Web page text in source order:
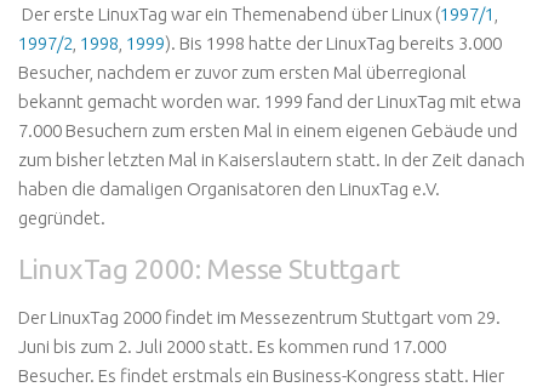
Der erste LinuxTag war ein Themenabend über Linux (1997/1
1997/2 1998 1999). Bis 1998 hatte der LinuxTag bereits 3.000
Besucher, nachdem er zuvor zum ersten Mal überregional
bekannt gemacht worden war. 1999 fand der LinuxTag mit etwa
7.000 Besuchern zum ersten Mal in einem eigenen Gebäude und
zum bisher letzten Mal in Kaiserslautern statt. In der Zeit danach
haben die damaligen Organisatoren den LinuxTag e.V.
gegründet.
LinuxTag 2000: Messe Stuttgart
Der LinuxTag 2000 findet im Messezentrum Stuttgart vom 29.
Juni bis zum 2. Juli 2000 statt. Es kommen rund 17.000
Besucher. Es findet erstmals ein Business-Kongress statt. Hier